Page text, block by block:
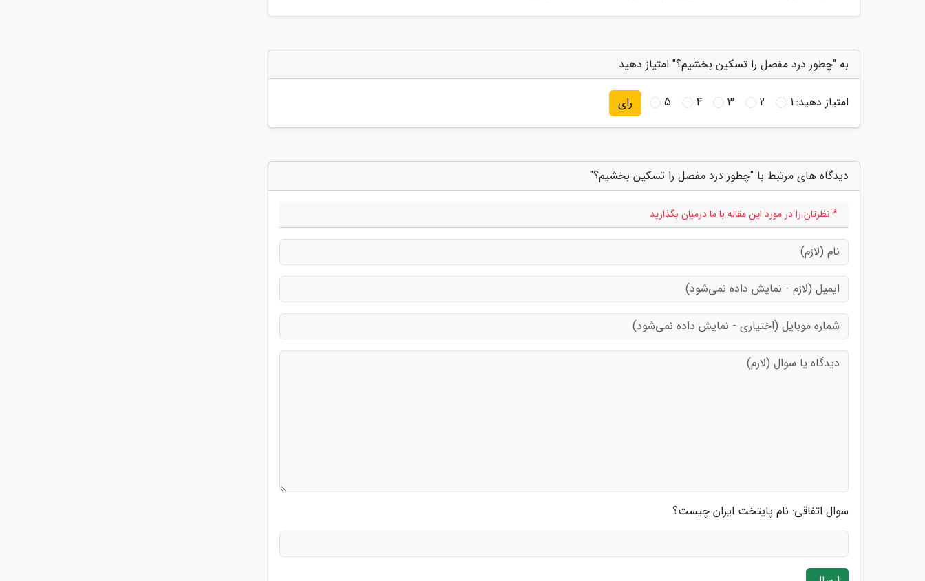
به "چطور درد مفصل را تسکین بخشیم؟" امتیاز دهید
امتیاز دهید:1
2
3
4
5 رای
دیدگاه های مرتبط با "چطور درد مفصل را تسکین بخشیم؟"
* نظرتان را در مورد این مقاله با ما درمیان بگذارید
سوال اتفاقی: نام پایتخت ایران چیست؟